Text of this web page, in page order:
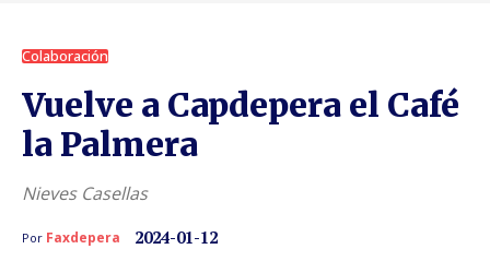
Colaboración
Vuelve a Capdepera el Café
la Palmera
Nieves Casellas
Por Faxdepera 2024-01-12